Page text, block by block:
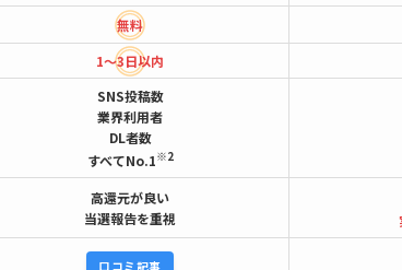
無料
1～3日以内
SNS投稿数
業界利用者
DL者数
すべてNo.1※2
高還元が良い
当選報告を重視
口コミ記事